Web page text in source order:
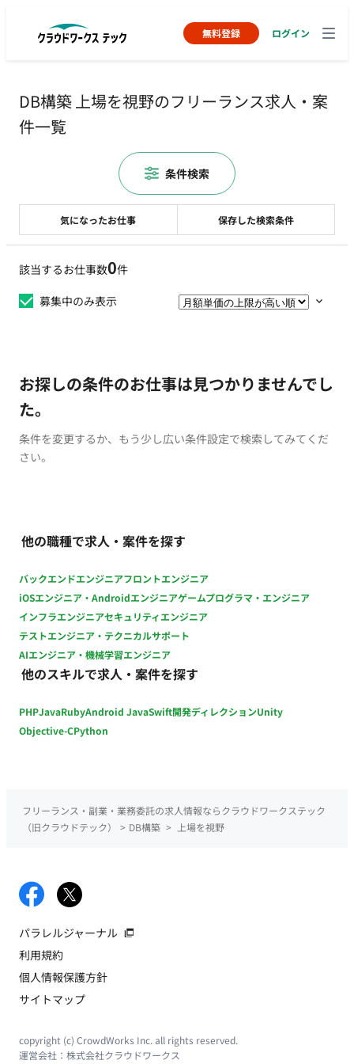
無料登録 ログイン
DB構築 上場を視野のフリーランス求人・案
件一覧
該当するお仕事数0件
募集中のみ表示
お探しの条件のお仕事は見つかりませんでし
た。
条件を変更するか、もう少し広い条件設定で検索してみてくだ
さい。
他の職種で求人・案件を探す
バックエンドエンジニアフロントエンジニア
iOSエンジニア・Androidエンジニアゲームプログラマ・エンジニア
インフラエンジニアセキュリティエンジニア
テストエンジニア・テクニカルサポート
AIエンジニア・機械学習エンジニア
他のスキルで求人・案件を探す
PHPJavaRubyAndroid JavaSwift開発ディレクションUnity
Objective-CPython
気になったお仕事 保存した検索条件
条件検索
フリーランス・副業・業務委託の求人情報ならクラウドワークステック
（旧クラウドテック）
> DB構築 > 上場を視野
パラレルジャーナル
利用規約
個人情報保護方針
サイトマップ
copyright (c) CrowdWorks Inc. all rights reserved.
運営会社： 株式会社クラウドワークス